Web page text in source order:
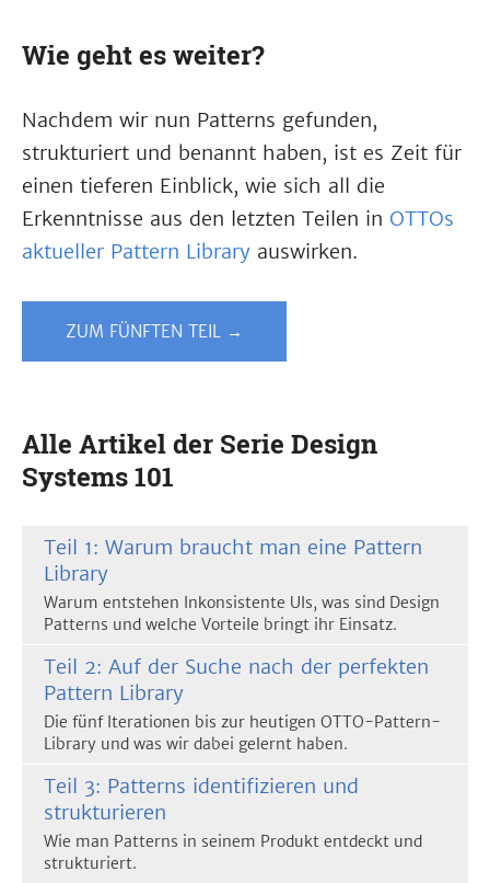
Wie geht es weiter?
Nachdem wir nun Patterns gefunden,
strukturiert und benannt haben, ist es Zeit für
einen tieferen Einblick, wie sich all die
Erkenntnisse aus den letzten Teilen in OTTOs
aktueller Pattern Library auswirken.
ZUM FÜNFTEN TEIL →
Alle Artikel der Serie Design
Systems 101
Teil 1: Warum braucht man eine Pattern
Library
Warum entstehen Inkonsistente UIs, was sind Design
Patterns und welche Vorteile bringt ihr Einsatz.
Teil 2: Auf der Suche nach der perfekten
Pattern Library
Die fünf Iterationen bis zur heutigen OTTO-Pattern-
Library und was wir dabei gelernt haben.
Teil 3: Patterns identifizieren und
strukturieren
Wie man Patterns in seinem Produkt entdeckt und
strukturiert.